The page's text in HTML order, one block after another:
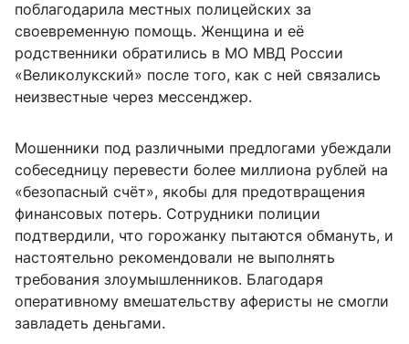
поблагодарила местных полицейских за
своевременную помощь. Женщина и её
родственники обратились в МО МВД России
«Великолукский» после того, как с ней связались
неизвестные через мессенджер.
Мошенники под различными предлогами убеждали
собеседницу перевести более миллиона рублей на
«безопасный счёт», якобы для предотвращения
финансовых потерь. Сотрудники полиции
подтвердили, что горожанку пытаются обмануть, и
настоятельно рекомендовали не выполнять
требования злоумышленников. Благодаря
оперативному вмешательству аферисты не смогли
завладеть деньгами.